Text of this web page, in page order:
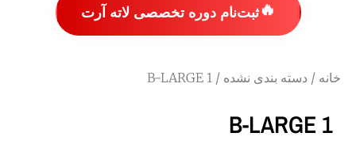
🔥ثبت‌نام دوره تخصصی لاته آرت
خانه / دسته بندی نشده / B-LARGE 1
B-LARGE 1